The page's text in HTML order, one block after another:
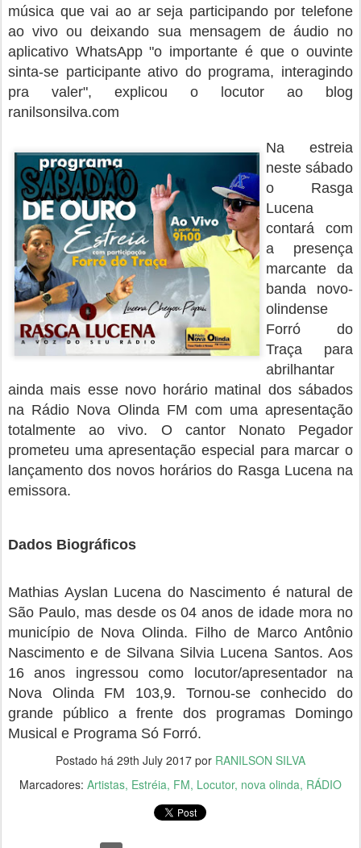
música que vai ao ar seja participando por telefone
ao vivo ou deixando sua mensagem de áudio no
aplicativo WhatsApp "o importante é que o ouvinte
sinta-se participante ativo do programa, interagindo
pra valer", explicou o locutor ao blog
ranilsonsilva.com
Na estreia
neste sábado
o Rasga
Lucena
contará com
a presença
marcante da
banda novo-
olindense
Forró do
Traça para
abrilhantar
ainda mais esse novo horário matinal dos sábados
na Rádio Nova Olinda FM com uma apresentação
totalmente ao vivo. O cantor Nonato Pegador
prometeu uma apresentação especial para marcar o
lançamento dos novos horários do Rasga Lucena na
emissora.
Dados Biográficos
Mathias Ayslan Lucena do Nascimento é natural de
São Paulo, mas desde os 04 anos de idade mora no
município de Nova Olinda. Filho de Marco Antônio
Nascimento e de Silvana Silvia Lucena Santos. Aos
16 anos ingressou como locutor/apresentador na
Nova Olinda FM 103,9. Tornou-se conhecido do
grande público a frente dos programas Domingo
Musical e Programa Só Forró.
Postado há 29th July 2017 por RANILSON SILVA
Marcadores: Artistas Estréia FM Locutor nova olinda RÁDIO